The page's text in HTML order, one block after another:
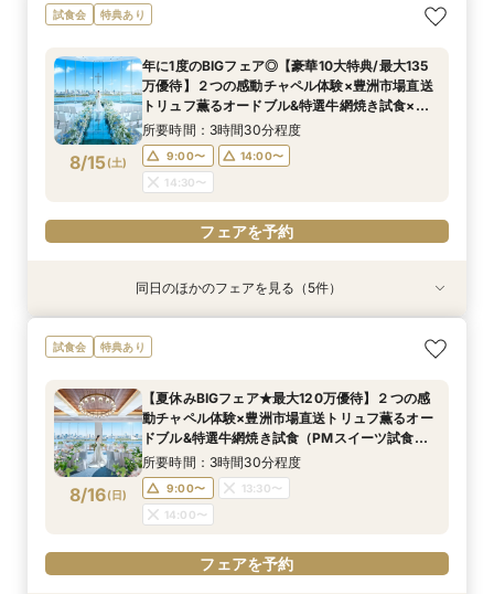
8/11(火)
【ドレス特典◎】感動チャペル＆本番直前コー
ディネート体験
9:00〜 14:00〜
フェアを予約
8/11(火)
【6名からの会食に】 絶景を楽しめるプライベー
トWD相談会
9:00〜 14:00〜
フェアを予約
8/11(火)
【見積り徹底比較！】 感動チャペル体験×安心◎
お見積り相談会
9:00〜 14:00〜
フェアを予約
8/11(火)
少人数も利用OK【新プラン発表】2026年内限
定お得に叶える絶景Wedding
9:00〜 14:00〜
フェアを予約
試食会 特典あり
8/15(土)
年に1度のBIGフェア◎【豪華10大特典/最大135
万優待】２つの感動チャペル体験×豊洲市場直送
トリュフ薫るオードブル&特選牛網焼き試食×ド
レス特典
所要時間：3時間30分程度
9:00〜
14:00〜
14:30〜
フェアを予約
8/15(土)
【ドレス特典◎】感動チャペル＆本番直前コー
ディネート体験
9:00〜 14:00〜
フェアを予約
8/15(土)
【見積り徹底比較！】 感動チャペル体験×安心◎
お見積り相談会
9:00〜 14:00〜
フェアを予約
特典あり
8/15(土)
初見特典有◎【安心！初めてを応援】豪華無料試
食×ホテルWDまるっと体験
9:00〜 14:00〜
フェアを予約
特典あり
8/15(土)
【6名から25名に◎】 絶景を楽しめる少人数
WD×豪華試食会
9:00〜 14:00〜
フェアを予約
8/15(土)
少人数も利用OK【新プラン発表】2026年内限
定お得に叶える絶景Wedding
9:00〜 14:00〜
フェアを予約
同日のほかのフェアを見る（5件）
試食会 特典あり
8/16(日)
【夏休みBIGフェア★最大120万優待】２つの感
動チャペル体験×豊洲市場直送トリュフ薫るオー
ドブル&特選牛網焼き試食（PMスイーツ試食）×
ドレス特典
所要時間：3時間30分程度
9:00〜
13:30〜
14:00〜
フェアを予約